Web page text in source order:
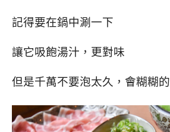
記得要在鍋中涮一下
讓它吸飽湯汁，更對味
但是千萬不要泡太久，會糊糊的